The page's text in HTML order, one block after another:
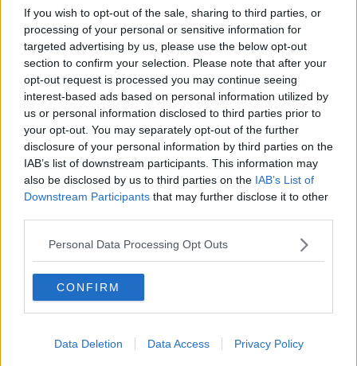
If you wish to opt-out of the sale, sharing to third parties, or
processing of your personal or sensitive information for
targeted advertising by us, please use the below opt-out
section to confirm your selection. Please note that after your
opt-out request is processed you may continue seeing
interest-based ads based on personal information utilized by
us or personal information disclosed to third parties prior to
your opt-out. You may separately opt-out of the further
disclosure of your personal information by third parties on the
IAB’s list of downstream participants. This information may
also be disclosed by us to third parties on the IAB’s List of
Downstream Participants that may further disclose it to other
Personal Data Processing Opt Outs
CONFIRM
Data Deletion Data Access Privacy Policy
Fiamme
Anzi
Confessioni autoreferenziali
Utopie
Estate
Il lago
Il diluvio
La classe
Pensieri incoerenti
Dal balcone
Insomnia
Il guardiano
Lo sgombero
Erodoto e Tucidide
Pensieri brevi
L'evoluzione della specie
Il servizio
Riflessioni
L'Oscuro
Cristobal